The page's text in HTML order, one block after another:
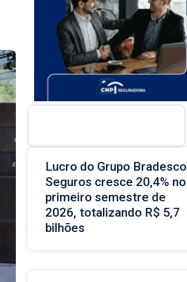
Lucro do Grupo Bradesco
Seguros cresce 20,4% no
primeiro semestre de
2026, totalizando R$ 5,7
bilhões